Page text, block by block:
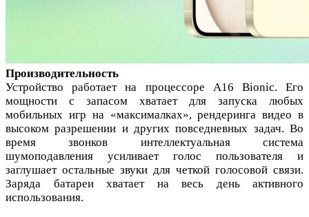
Производительность
Устройство работает на процессоре A16 Bionic. Его
мощности с запасом хватает для запуска любых
мобильных игр на «максималках», рендеринга видео в
высоком разрешении и других повседневных задач. Во
время звонков интеллектуальная система
шумоподавления усиливает голос пользователя и
заглушает остальные звуки для четкой голосовой связи.
Заряда батареи хватает на весь день активного
использования.